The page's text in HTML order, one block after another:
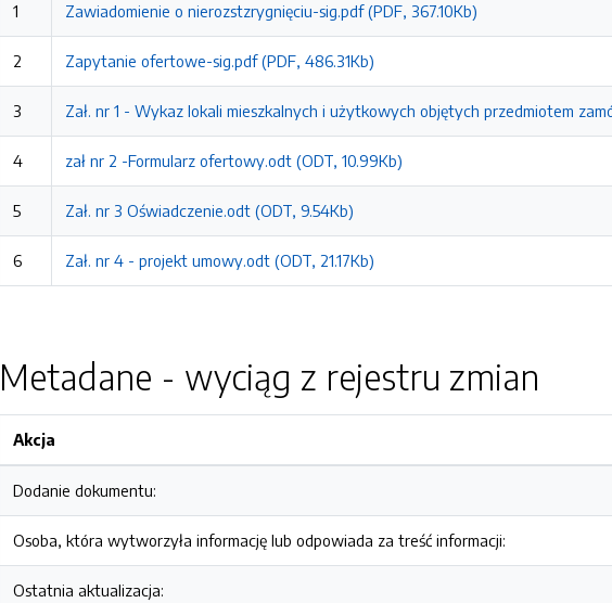
1 Zawiadomienie o nierozstzrygnięciu-sig.pdf (PDF, 367.10Kb)
2 Zapytanie ofertowe-sig.pdf (PDF, 486.31Kb)
3 Zał. nr 1 - Wykaz lokali mieszkalnych i użytkowych objętych przedmiotem
4 zał nr 2 -Formularz ofertowy.odt (ODT, 10.99Kb)
5 Zał. nr 3 Oświadczenie.odt (ODT, 9.54Kb)
6 Zał. nr 4 - projekt umowy.odt (ODT, 21.17Kb)
Metadane - wyciąg z rejestru zmian
Akcja
Dodanie dokumentu:
Osoba, która wytworzyła informację lub odpowiada za treść informacji:
Ostatnia aktualizacja: